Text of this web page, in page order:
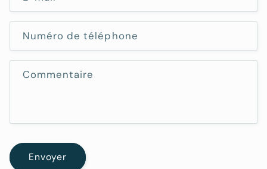
u
a
i
e
c
o
Numéro de téléphone
Commentaire
Envoyer